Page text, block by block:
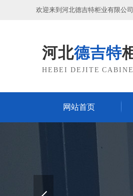
欢迎来到河北德吉特柜业有限公
河北德吉特
HEBEI DEJITE
网站首页